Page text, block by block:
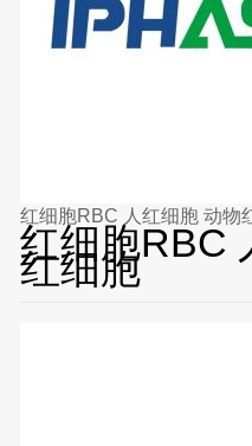
红细胞RBC 人
红细胞RBC
红细胞